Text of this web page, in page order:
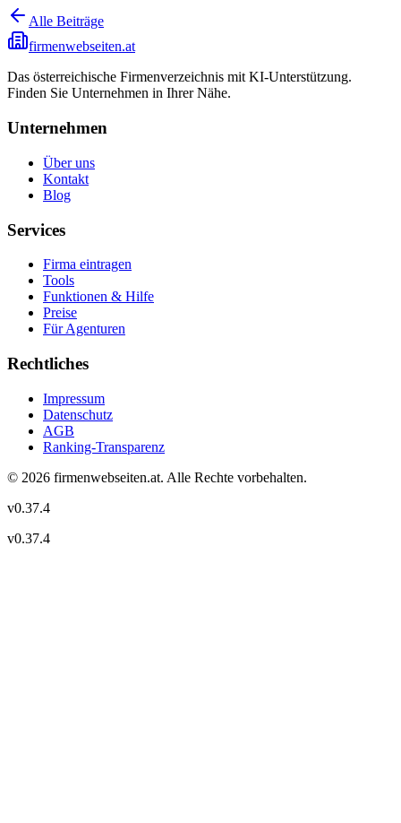
Alle Beiträge
firmenwebseiten.at
Das österreichische Firmenverzeichnis mit KI-Unterstützung.
Finden Sie Unternehmen in Ihrer Nähe.
Unternehmen
Über uns
Kontakt
Blog
Services
Firma eintragen
Tools
Funktionen & Hilfe
Preise
Für Agenturen
Rechtliches
Impressum
Datenschutz
AGB
Ranking-Transparenz
© 2026 firmenwebseiten.at. Alle Rechte vorbehalten.
v0.37.4
v0.37.4